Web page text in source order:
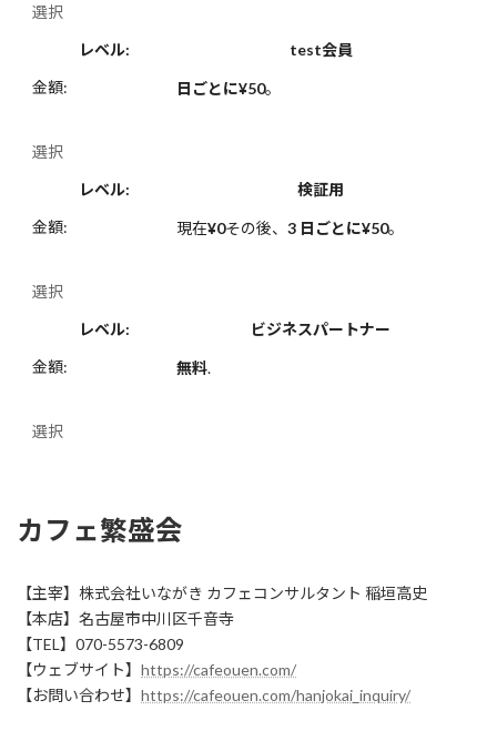
選択
test会員
日ごとに¥50。
選択
検証用
現在¥0その後、 3 日ごとに¥50。
選択
ビジネスパートナー
無料.
選択
カフェ繁盛会
【主宰】株式会社いながき カフェコンサルタント 稲垣高史
【本店】名古屋市中川区千音寺
【TEL】070-5573-6809
【ウェブサイト】 https://cafeouen.com/
【お問い合わせ】 https://cafeouen.com/hanjokai_inquiry/